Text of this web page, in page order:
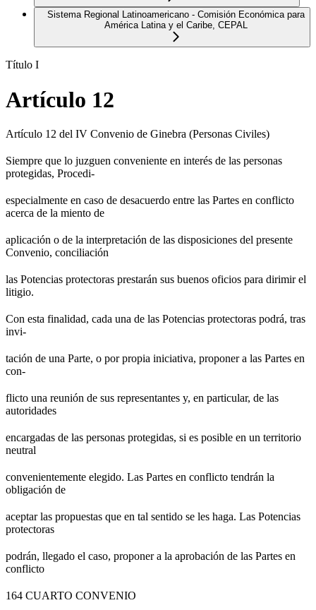
Sistema Regional Latinoamericano - Comisión Económica para
América Latina y el Caribe, CEPAL
Título I
Artículo 12
Artículo 12 del IV Convenio de Ginebra (Personas Civiles)
Siempre que lo juzguen conveniente en interés de las personas
protegidas, Procedi-
especialmente en caso de desacuerdo entre las Partes en conflicto
acerca de la miento de
aplicación o de la interpretación de las disposiciones del presente
Convenio, conciliación
las Potencias protectoras prestarán sus buenos oficios para dirimir el
litigio.
Con esta finalidad, cada una de las Potencias protectoras podrá, tras
invi-
tación de una Parte, o por propia iniciativa, proponer a las Partes en
con-
flicto una reunión de sus representantes y, en particular, de las
autoridades
encargadas de las personas protegidas, si es posible en un territorio
neutral
convenientemente elegido. Las Partes en conflicto tendrán la
obligación de
aceptar las propuestas que en tal sentido se les haga. Las Potencias
protectoras
podrán, llegado el caso, proponer a la aprobación de las Partes en
conflicto
164 CUARTO CONVENIO